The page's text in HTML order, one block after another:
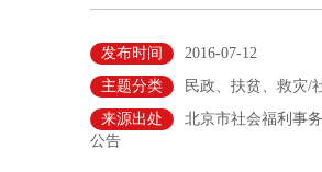
发布时间
2016-07-12
主题分类
民政、扶贫、救灾/
来源出处
北京市社会福利事
公告